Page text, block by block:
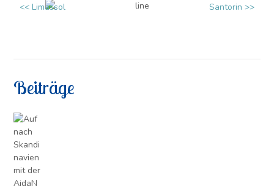
<< Limassol Santorin >>
Beiträge